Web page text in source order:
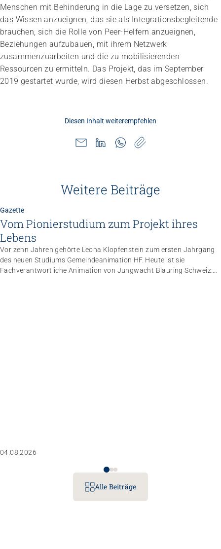
Menschen mit Behinderung in die Lage zu versetzen, sich
das Wissen anzueignen, das sie als Integrationsbegleitende
brauchen, sich die Rolle von Peer-Helfern anzueignen,
Beziehungen aufzubauen, mit ihrem Netzwerk
zusammenzuarbeiten und die zu mobilisierenden
Ressourcen zu ermitteln. Das Projekt, das im September
2019 gestartet wurde, wird diesen Herbst abgeschlossen.
Diesen Inhalt weiterempfehlen
Weitere Beiträge
Gazette
Vom Pionierstudium zum Projekt ihres
Lebens
Vor zehn Jahren gehörte Leona Klopfenstein zum ersten Jahrgang
des neuen Studiums Gemeindeanimation HF. Heute ist sie
Fachverantwortliche Animation von Jungwacht Blauring Schweiz.
04.08.2026
Alle Beiträge